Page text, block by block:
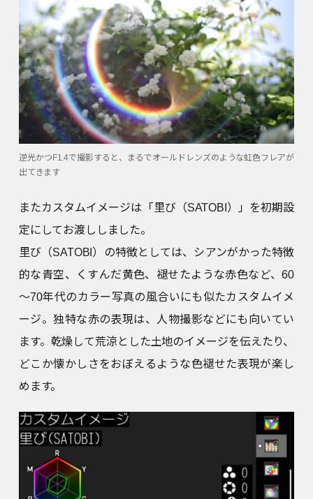
逆光かつF1.4で撮影すると、まるでオールドレンズのような虹色フレアが
出てきます
またカスタムイメージは「里び（SATOBI）」を初期設
定にしてお渡ししました。
里び（SATOBI）の特徴としては、シアンがかった特徴
的な青空、くすんだ黄色、褪せたような赤色など、60
～70年代のカラー写真の風合いにも似たカスタムイメ
ージ。独特な赤の表現は、人物撮影などにも向いてい
ます。乾燥して荒涼とした土地のイメージを伝えたり、
どこか懐かしさをおぼえるような色褪せた表現が楽し
めます。